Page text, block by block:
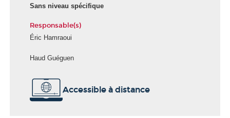
Sans niveau spécifique
Responsable(s)
Éric Hamraoui
Haud Guéguen
Accessible à distance